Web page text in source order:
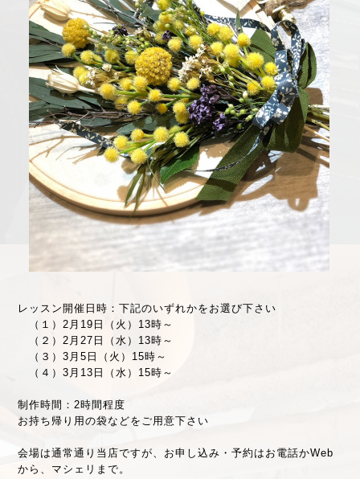
レッスン開催日時：下記のいずれかをお選び下さい
（１）2月19日（火）13時～
（２）2月27日（水）13時～
（３）3月5日（火）15時～
（４）3月13日（水）15時～
制作時間：2時間程度
お持ち帰り用の袋などをご用意下さい
会場は通常通り当店ですが、お申し込み・予約はお電話かWeb
から、マシェリまで。